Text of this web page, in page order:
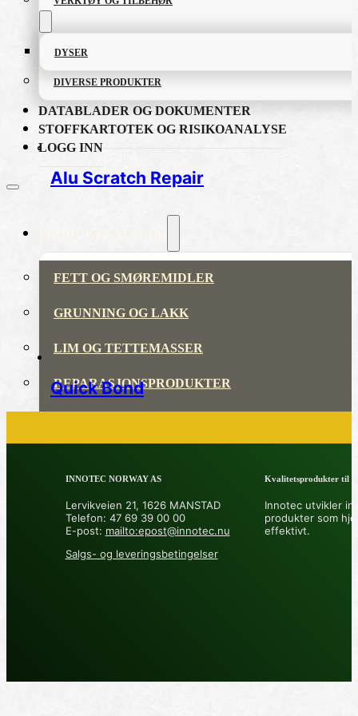
DYSER
DIVERSE PRODUKTER
DATABLADER OG DOKUMENTER
STOFFKARTOTEK OG RISIKOANALYSE
LOGG INN
FETT OG SMØREMIDLER
GRUNNING OG LAKK
LIM OG TETTEMASSER
REPARASJONSPRODUKTER
ADDITIVER
VERKTØY OG TILBEHØR
Alu Scratch Repair
Quick Bond
INNOTEC NORWAY AS
Lervikveien 21, 1626 MANSTAD
Telefon: 47 69 39 00 00
E-post: mailto:epost@innotec.nu
Salgs- og leveringsbetingelser
Kvalitetsprodukter til å
Innotec utvikler
produkter som
effektivt.